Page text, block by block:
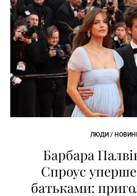
ЛЮДИ /
Барбара
Спроус
батьками: